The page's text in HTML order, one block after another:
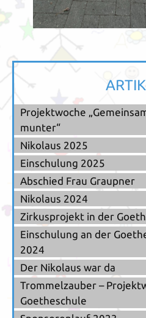
Projektwoche
munter“
Nikolaus 2025
Einschulung 2025
Abschied Frau Graupner
Nikolaus 2024
Zirkusprojekt in der
Einschulung an der
2024
Der Nikolaus war da
Trommelzauber –
Goetheschule